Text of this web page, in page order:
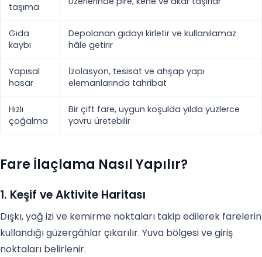
taşıma
Gıda
kaybı
Depolanan gıdayı kirletir ve kullanılamaz
hâle getirir
Yapısal
hasar
İzolasyon, tesisat ve ahşap yapı
elemanlarında tahribat
Hızlı
çoğalma
Bir çift fare, uygun koşulda yılda yüzlerce
yavru üretebilir
Fare İlaçlama Nasıl Yapılır?
1. Keşif ve Aktivite Haritası
Dışkı, yağ izi ve kemirme noktaları takip edilerek farelerin
kullandığı güzergâhlar çıkarılır. Yuva bölgesi ve giriş
noktaları belirlenir.